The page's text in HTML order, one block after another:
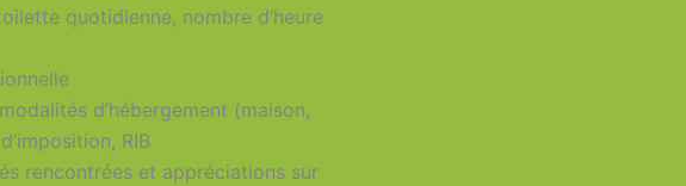
quotidienne, nombre d’heure
d’hébergement (maison,
RIB
rencontrées et appréciations sur